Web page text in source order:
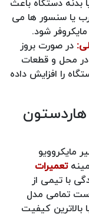
یا سنسور ها می
شود.
در صورت بروز
محل و قطعات
را افزایش داده
هاردستون
مایکروویو
تعمیرات
با تیمی از
تمامی مدل
کیفیت